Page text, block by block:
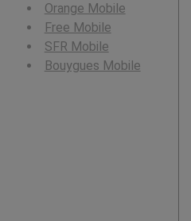
Orange Mobile
Free Mobile
SFR Mobile
Bouygues Mobile